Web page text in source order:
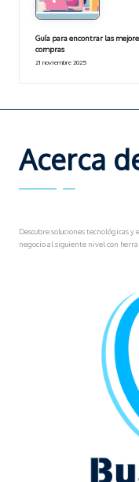
Guía para encontrar las
compras
21 noviembre 2025
Acerca
Descubre soluciones tecnológicas
negocio al siguiente nivel con